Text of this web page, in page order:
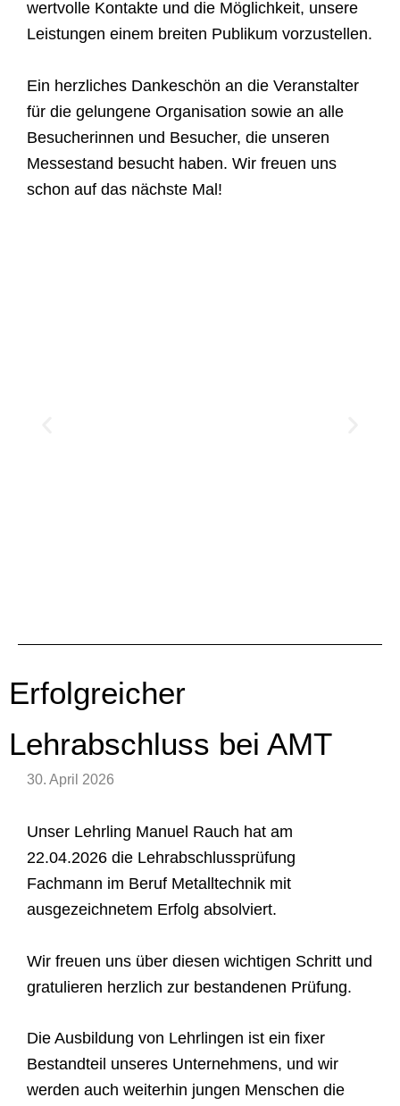
wertvolle Kontakte und die Möglichkeit, unsere
Leistungen einem breiten Publikum vorzustellen.
Ein herzliches Dankeschön an die Veranstalter
für die gelungene Organisation sowie an alle
Besucherinnen und Besucher, die unseren
Messestand besucht haben. Wir freuen uns
schon auf das nächste Mal!
Erfolgreicher
Lehrabschluss bei AMT
30. April 2026
Unser Lehrling Manuel Rauch hat am
22.04.2026 die Lehrabschlussprüfung
Fachmann im Beruf Metalltechnik mit
ausgezeichnetem Erfolg absolviert.
Wir freuen uns über diesen wichtigen Schritt und
gratulieren herzlich zur bestandenen Prüfung.
Die Ausbildung von Lehrlingen ist ein fixer
Bestandteil unseres Unternehmens, und wir
werden auch weiterhin jungen Menschen die